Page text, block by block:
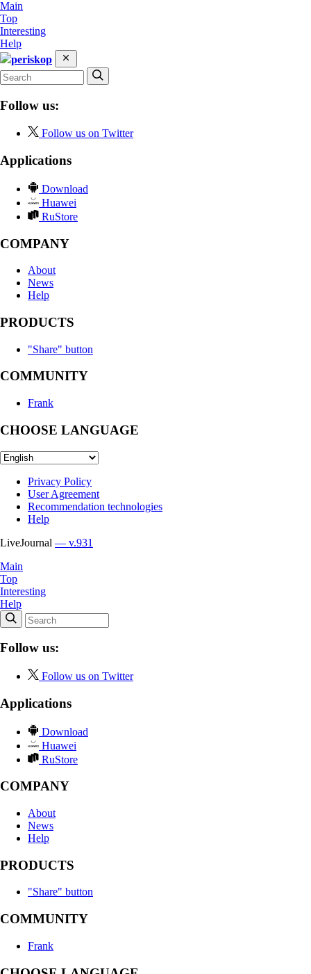
Main
Top
Interesting
Help
periskop
Follow us:
Follow us on Twitter
Applications
Download
Huawei
RuStore
COMPANY
About
News
Help
PRODUCTS
"Share" button
COMMUNITY
Frank
CHOOSE LANGUAGE
Privacy Policy
User Agreement
Recommendation technologies
Help
LiveJournal — v.931
Main
Top
Interesting
Help
Follow us:
Follow us on Twitter
Applications
Download
Huawei
RuStore
COMPANY
About
News
Help
PRODUCTS
"Share" button
COMMUNITY
Frank